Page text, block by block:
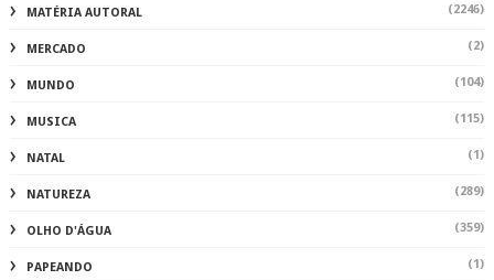
MATÉRIA AUTORAL (2246)
MERCADO (2)
MUNDO (104)
MUSICA (115)
NATAL (1)
NATUREZA (289)
OLHO D'ÁGUA (359)
PAPEANDO (1)